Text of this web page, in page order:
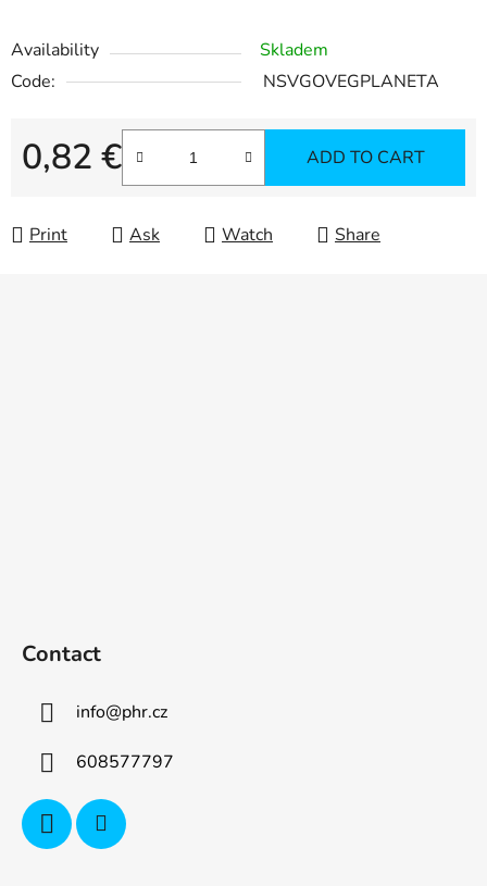
Availability
Skladem
Code:
NSVGOVEGPLANETA
0,82 €
Measure price:
ADD TO CART
Print Ask Watch Share
Contact
info@phr.cz
608577797